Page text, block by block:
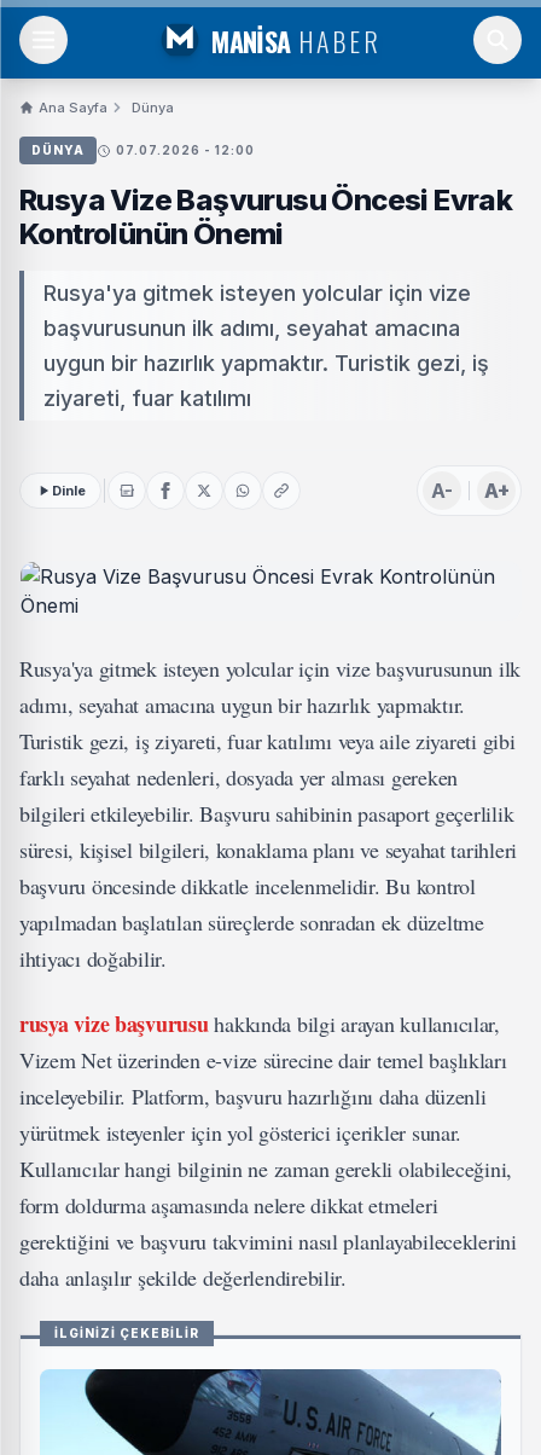
MANİSA HABER
Ana Sayfa Dünya
DÜNYA 07.07.2026 - 12:00
Rusya Vize Başvurusu Öncesi Evrak
Kontrolünün Önemi
Rusya'ya gitmek isteyen yolcular için vize
başvurusunun ilk adımı, seyahat amacına
uygun bir hazırlık yapmaktır. Turistik gezi, iş
ziyareti, fuar katılımı
Dinle A- A+
Rusya'ya gitmek isteyen yolcular için vize başvurusunun ilk
adımı, seyahat amacına uygun bir hazırlık yapmaktır.
Turistik gezi, iş ziyareti, fuar katılımı veya aile ziyareti gibi
farklı seyahat nedenleri, dosyada yer alması gereken
bilgileri etkileyebilir. Başvuru sahibinin pasaport geçerlilik
süresi, kişisel bilgileri, konaklama planı ve seyahat tarihleri
başvuru öncesinde dikkatle incelenmelidir. Bu kontrol
yapılmadan başlatılan süreçlerde sonradan ek düzeltme
ihtiyacı doğabilir.
rusya vize başvurusuhakkında bilgi arayan kullanıcılar,
Vizem Net üzerinden e-vize sürecine dair temel başlıkları
inceleyebilir. Platform, başvuru hazırlığını daha düzenli
yürütmek isteyenler için yol gösterici içerikler sunar.
Kullanıcılar hangi bilginin ne zaman gerekli olabileceğini,
form doldurma aşamasında nelere dikkat etmeleri
gerektiğini ve başvuru takvimini nasıl planlayabileceklerini
daha anlaşılır şekilde değerlendirebilir.
İLGİNİZİ ÇEKEBİLİR